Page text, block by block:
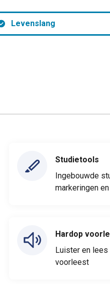
Levenslang
Studietools
Ingebouwde
markeringen
Hardop
Luister en
voorleest